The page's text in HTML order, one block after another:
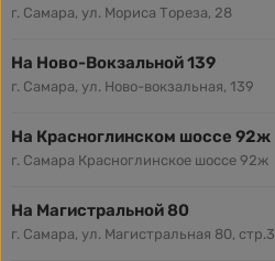
г. Самара, ул. Мориса Тореза, 28
На Ново-Вокзальной 139
г. Самара, ул. Ново-вокзальная, 139
На Красноглинском шоссе 92ж
г. Самара Красноглинское шоссе 92ж
На Магистральной 80
г. Самара, ул. Магистральная 80, стр.3